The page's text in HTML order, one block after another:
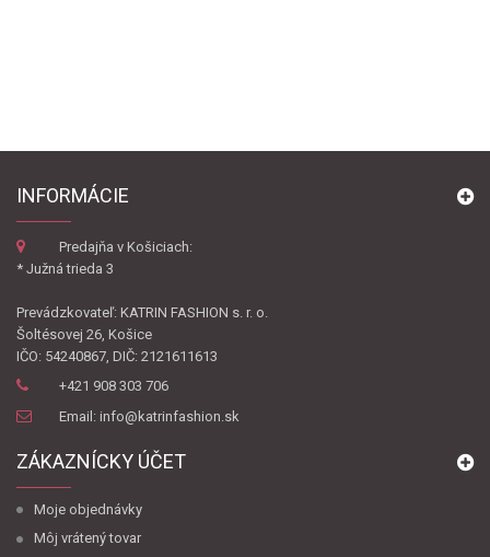
INFORMÁCIE
Predajňa v Košiciach:
* Južná trieda 3
Prevádzkovateľ: KATRIN FASHION s. r. o.
Šoltésovej 26, Košice
IČO: 54240867, DIČ: 2121611613
+421 908 303 706
Email: info@katrinfashion.sk
ZÁKAZNÍCKY ÚČET
Moje objednávky
Môj vrátený tovar